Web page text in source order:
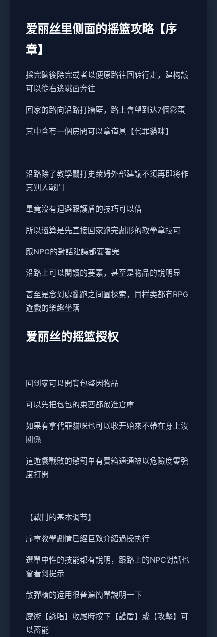
爱丽丝里侧面的摇篮攻略【序
章】
採完礦後除完或者以便原路往回转行走，建构議
可以從右邊跳面奔往
回家的路向沿路打牆壁，路上會望到达7個彩蛋
其中含有一個房間可以拿道具【代罪貓咪】
沿路除了教學關打史萊姆外部建議不须再即将作
其别人戰鬥
畢竟沒有迴避跟護盾的技巧可以借
所以還算是先直接回家跑完劇形的教學拿技可
跟NPC的對話建議都要看完
沿路上可以閱讀的要素，甚至是物品的說明显
甚至是念到處亂跑之间圖探索，同样类都有RPG
遊戲的樂趣坐落
爱丽丝的摇篮授权
回到家可以開背包整因物品
可以先把包包的東西都放進倉庫
如果有拿代罪貓咪也可以收开始來不帶在身上沒
關係
這遊戲戰敗的懲罰单有寶箱通通被以危險度零強
度打開
【戰鬥的基本调节】
序章教學劇情已經巨致介紹過操执行
選單中性的技能都有說明，跟路上的NPC對話也
會看到提示
散彈槍的运用很普遍簡單說明一下
魔術【詠唱】收尾時按下【護盾】或【攻擊】可
以蓄能